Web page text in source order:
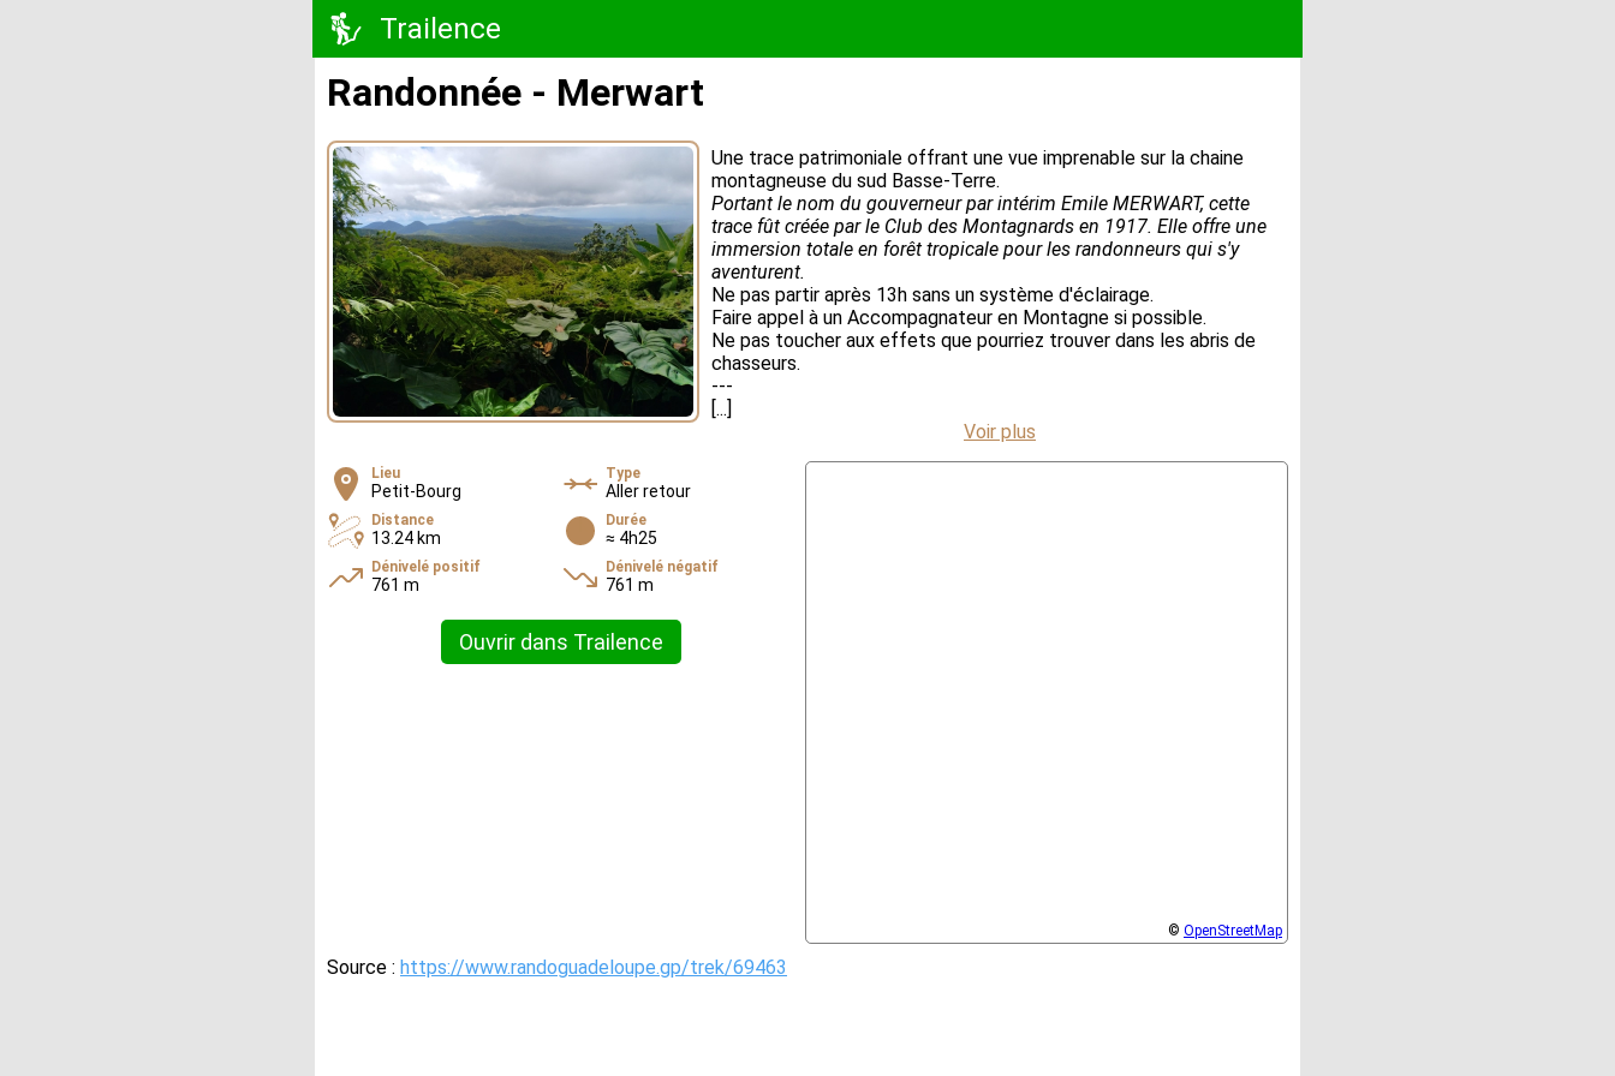
Trailence
Randonnée - Merwart
Une trace patrimoniale offrant une vue imprenable sur la chaine
montagneuse du sud Basse-Terre.
Portant le nom du gouverneur par intérim Emile MERWART, cette
trace fût créée par le Club des Montagnards en 1917. Elle offre une
immersion totale en forêt tropicale pour les randonneurs qui s'y
aventurent.
Ne pas partir après 13h sans un système d'éclairage.
Faire appel à un Accompagnateur en Montagne si possible.
Ne pas toucher aux effets que pourriez trouver dans les abris de
chasseurs.
---
[...]
Voir plus
Lieu
Petit-Bourg
Type
Aller retour
Distance
13.24 km
Durée
≈ 4h25
Dénivelé positif
761 m
Dénivelé négatif
761 m
Ouvrir dans Trailence
© OpenStreetMap
Source : https://www.randoguadeloupe.gp/trek/69463